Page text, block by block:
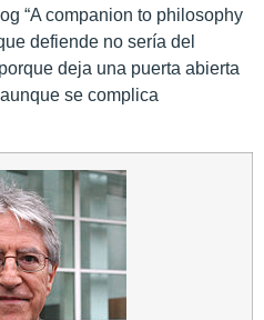
“A companion to philosophy
defiende no sería del
deja una puerta abierta
se complica